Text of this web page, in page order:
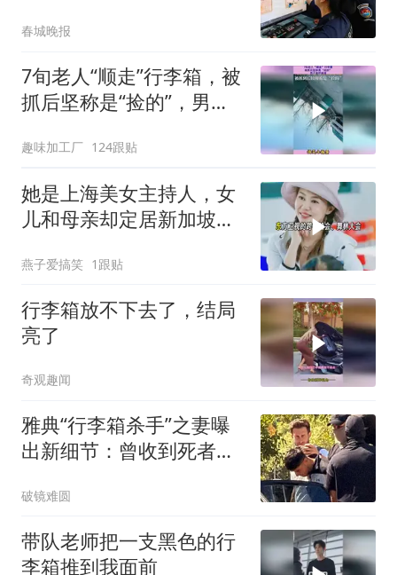
春城晚报
7旬老人“顺走”行李箱，被
抓后坚称是“捡的”，男子
趣味加工厂 124跟贴
她是上海美女主持人，女
儿和母亲却定居新加坡，
燕子爱搞笑 1跟贴
行李箱放不下去了，结局
亮了
奇观趣闻
雅典“行李箱杀手”之妻曝
出新细节：曾收到死者手
破镜难圆
带队老师把一支黑色的行
李箱推到我面前